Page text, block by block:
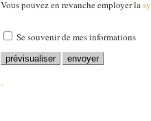
Vous pouvez en revanche employer la
Se souvenir de mes informations
.